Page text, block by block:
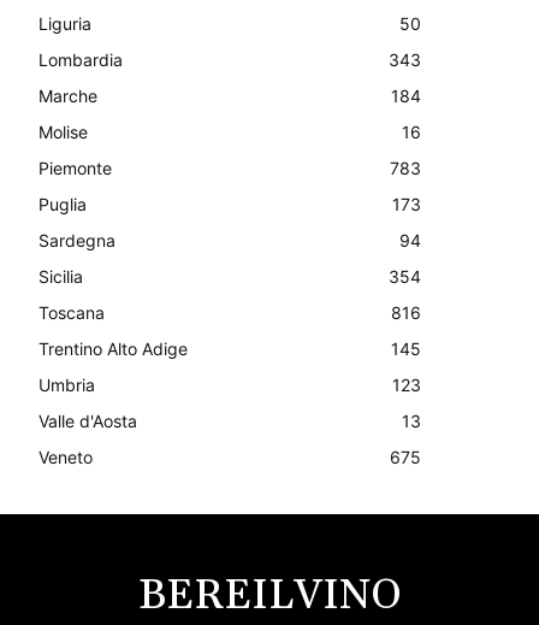
Liguria
50
Lombardia
343
Marche
184
Molise
16
Piemonte
783
Puglia
173
Sardegna
94
Sicilia
354
Toscana
816
Trentino Alto Adige
145
Umbria
123
Valle d'Aosta
13
Veneto
675
BEREILVINO